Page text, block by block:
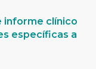
informe clínico
específicas a